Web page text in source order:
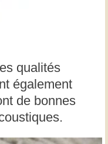
qualités
également
de bonnes